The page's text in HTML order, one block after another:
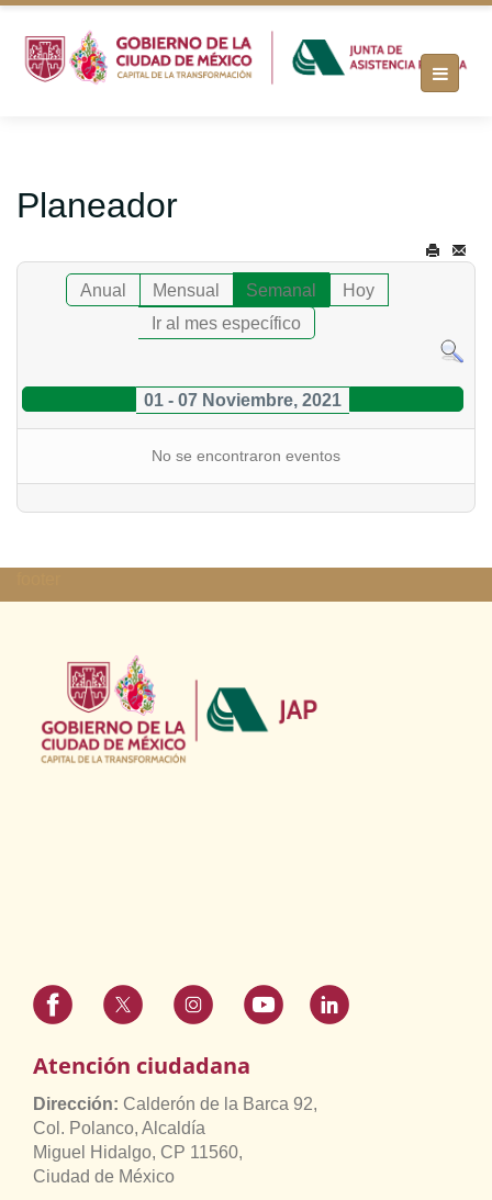
Planeador
Anual Mensual Semanal
Hoy
Ir al mes específico
01 - 07 Noviembre, 2021
No se encontraron eventos
Atención ciudadana
Dirección: Calderón de la Barca 92,
Col. Polanco, Alcaldía
Miguel Hidalgo, CP 11560,
Ciudad de México